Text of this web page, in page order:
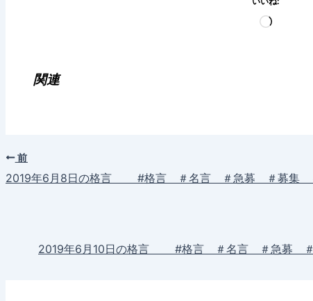
読
関連
前
2019年6月8日の格言 #格言 ＃名言 ＃急募 ＃募集
2019年6月10日の格言 #格言 ＃名言 ＃急募